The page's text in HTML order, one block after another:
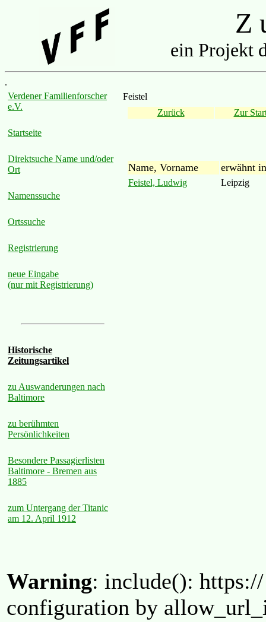
Z
ein Projekt
.
Verdener Familienforscher
e.V.
Startseite
Direktsuche Name und/oder
Ort
Namenssuche
Ortssuche
Registrierung
neue Eingabe
(nur mit Registrierung)
Historische
Zeitungsartikel
zu Auswanderungen nach
Baltimore
zu berühmten
Persönlichkeiten
Besondere Passagierlisten
Baltimore - Bremen aus
1885
zum Untergang der Titanic
am 12. April 1912
Feistel
Zurück
Zur
Name, Vorname erwähnt in
Feistel, Ludwig Leipzig
Warning: include():
configuration by